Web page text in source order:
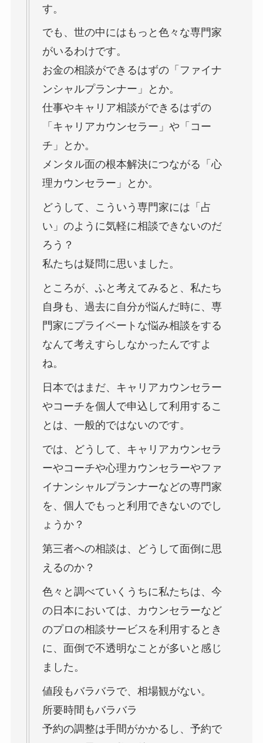
す。
でも、世の中にはもっと色々な専門家
がいるわけです。
お金の相談ができるはずの「ファイナ
ンシャルプランナー」とか。
仕事やキャリア相談ができるはずの
「キャリアカウンセラー」や「コー
チ」とか。
メンタル面の根本解決につながる「心
理カウンセラー」とか。
どうして、こういう専門家には「占
い」のように気軽に相談できないのだ
ろう？
私たちは疑問に思いました。
ところが、ふと考えてみると、私たち
自身も、過去に自分が悩んだ時に、専
門家にプライベートな悩み相談をする
なんて考えすらしなかったんですよ
ね。
日本ではまだ、キャリアカウンセラー
やコーチを個人で申込して利用するこ
とは、一般的ではないのです。
では、どうして、キャリアカウンセラ
ーやコーチや心理カウンセラーやファ
イナンシャルプランナーなどの専門家
を、個人でもっと利用できないのでし
ょうか？
第三者への相談は、どうして面倒に思
えるのか？
色々と調べていくうちに私たちは、今
の日本においては、カウンセラーなど
のプロの相談サービスを利用するとき
に、面倒で不透明なことが多いと感じ
ました。
値段もバラバラで、相場観がない。
所要時間もバラバラ
予約の調整は手間がかかるし、予約で